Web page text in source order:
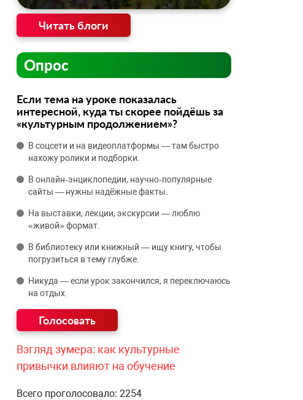
Читать блоги
Опрос
Если тема на уроке показалась
интересной, куда ты скорее пойдёшь за
«культурным продолжением»?
В соцсети и на видеоплатформы — там быстро
нахожу ролики и подборки.
В онлайн‑энциклопедии, научно‑популярные
сайты — нужны надёжные факты.
На выставки, лекции, экскурсии — люблю
«живой» формат.
В библиотеку или книжный — ищу книгу, чтобы
погрузиться в тему глубже.
Никуда — если урок закончился, я переключаюсь
на отдых.
Взгляд зумера: как культурные
привычки влияют на обучение
Всего проголосовало: 2254